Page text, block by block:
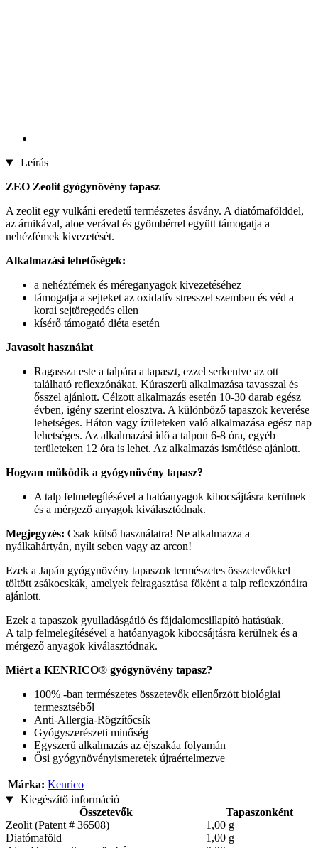
Leírás
ZEO Zeolit gyógynövény tapasz
A zeolit ​​egy vulkáni eredetű természetes ásvány. A diatómafölddel,
az árnikával, aloe verával és gyömbérrel együtt támogatja a
nehézfémek kivezetését.
Alkalmazási lehetőségek:
a nehézfémek és méreganyagok kivezetéséhez
támogatja a sejteket az oxidatív stresszel szemben és véd a
korai sejtöregedés ellen
kísérő támogató diéta esetén
Javasolt használat
Ragassza este a talpára a tapaszt, ezzel serkentve az ott
található reflexzónákat. Kúraszerű alkalmazása tavasszal és
ősszel ajánlott. Célzott alkalmazás esetén 10-30 darab egész
évben, igény szerint elosztva. A különböző tapaszok keverése
lehetséges. Háton vagy ízületeken való alkalmazása egész nap
lehetséges. Az alkalmazási idő a talpon 6-8 óra, egyéb
területeken 12 óra is lehet. Az alkalmazás ismétlése ajánlott.
Hogyan működik a gyógynövény tapasz?
A talp felmelegítésével a hatóanyagok kibocsájtásra kerülnek
és a mérgező anyagok kiválasztódnak.
Megjegyzés: Csak külső használatra! Ne alkalmazza a
nyálkahártyán, nyílt seben vagy az arcon!
Ezek a Japán gyógynövény tapaszok természetes összetevőkkel
töltött zsákocskák, amelyek felragasztása főként a talp reflexzónáira
ajánlott.
Ezek a tapaszok gyulladásgátló és fájdalomcsillapító hatásúak.
A talp felmelegítésével a hatóanyagok kibocsájtásra kerülnek és a
mérgező anyagok kiválasztódnak.
Miért a KENRICO® gyógynövény tapasz?
100% -ban természetes összetevők ellenőrzött biológiai
termesztséből
Anti-Allergia-Rögzítőcsík
Gyógyszerészeti minőség
Egyszerű alkalmazás az éjszakáa folyamán
Ősi gyógynövényismeretek újraértelmezve
Márka: Kenrico
Kiegészítő információ
Összetevők
Tapaszonként
Zeolit ​​(Patent # 36508)
1,00 g
Diatómaföld
1,00 g